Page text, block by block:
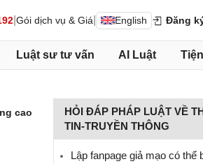
Gói dịch vụ & Giá English Đăng
Luật sư tư vấn AI Luật
cao
HỎI ĐÁP PHÁP LUẬT VỀ
TIN-TRUYỀN THÔNG
Lập fanpage giả mạo có thể